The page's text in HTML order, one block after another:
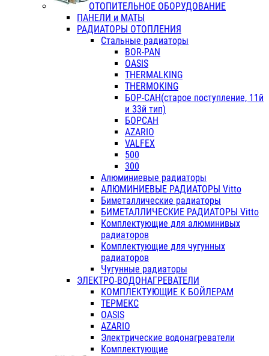
ОТОПИТЕЛЬНОЕ ОБОРУДОВАНИЕ
ПАНЕЛИ и МАТЫ
РАДИАТОРЫ ОТОПЛЕНИЯ
Стальные радиаторы
BOR-PAN
OASIS
THERMALKING
THERMOKING
БОР-САН(старое поступление, 11й
и 33й тип)
БОРСАН
AZARIO
VALFEX
500
300
Алюминиевые радиаторы
АЛЮМИНИЕВЫЕ РАДИАТОРЫ Vitto
Биметаллические радиаторы
БИМЕТАЛЛИЧЕСКИЕ РАДИАТОРЫ Vitto
Комплектующие для алюминивых
радиаторов
Комплектующие для чугунных
радиаторов
Чугунные радиаторы
ЭЛЕКТРО-ВОДОНАГРЕВАТЕЛИ
КОМПЛЕКТУЮЩИЕ К БОЙЛЕРАМ
ТЕРМЕКС
OASIS
AZARIO
Электрические водонагреватели
Комплектующие